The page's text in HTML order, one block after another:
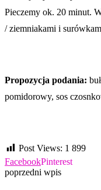
Pieczemy ok. 20 minut.
/ ziemniakami i
Propozycja podania:
pomidorowy, sos
Post Views: 1 899
FacebookPinterest
poprzedni wpis